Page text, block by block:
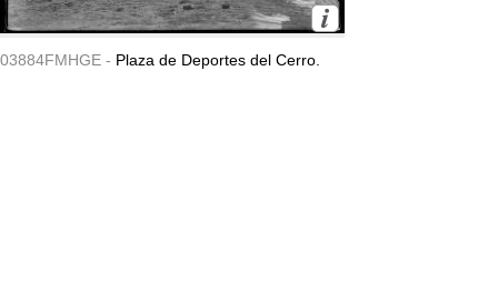
03884FMHGE - Plaza de Deportes del Cerro.